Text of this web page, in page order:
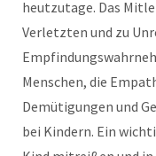
heutzutage. Das
Verletzten und zu
Menschen, die
Demütigungen und
bei Kindern. Ein